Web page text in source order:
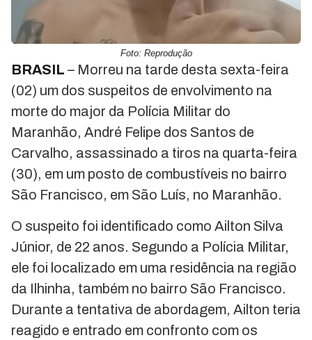
Foto: Reprodução
BRASIL – Morreu na tarde desta sexta-feira
(02) um dos suspeitos de envolvimento na
morte do major da Polícia Militar do
Maranhão, André Felipe dos Santos de
Carvalho, assassinado a tiros na quarta-feira
(30), em um posto de combustíveis no bairro
São Francisco, em São Luís, no Maranhão.
O suspeito foi identificado como Ailton Silva
Júnior, de 22 anos. Segundo a Polícia Militar,
ele foi localizado em uma residência na região
da Ilhinha, também no bairro São Francisco.
Durante a tentativa de abordagem, Ailton teria
reagido e entrado em confronto com os